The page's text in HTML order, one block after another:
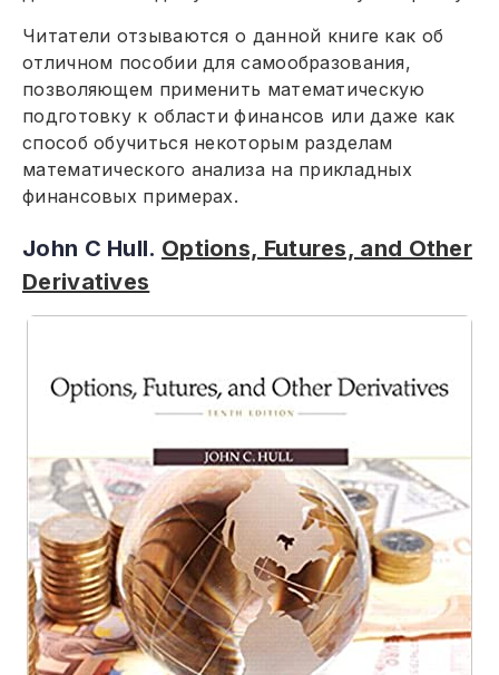
Читатели отзываются о данной книге как об
отличном пособии для самообразования,
позволяющем применить математическую
подготовку к области финансов или даже как
способ обучиться некоторым разделам
математического анализа на прикладных
финансовых примерах.
John C Hull. Options, Futures, and Other
Derivatives